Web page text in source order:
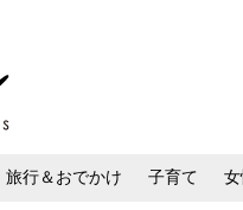
旅行＆おでかけ 子育て